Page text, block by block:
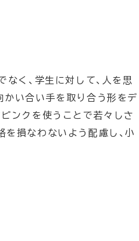
なく、学生に対して、人を思
かい合い手を取り合う形をデ
ンクを使うことで若々しさ
を損なわないよう配慮し、小